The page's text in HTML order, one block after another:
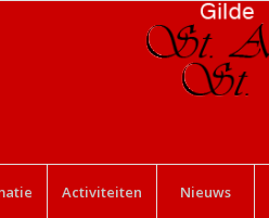
Activiteiten Nieuws